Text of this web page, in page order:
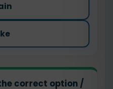
correct option /